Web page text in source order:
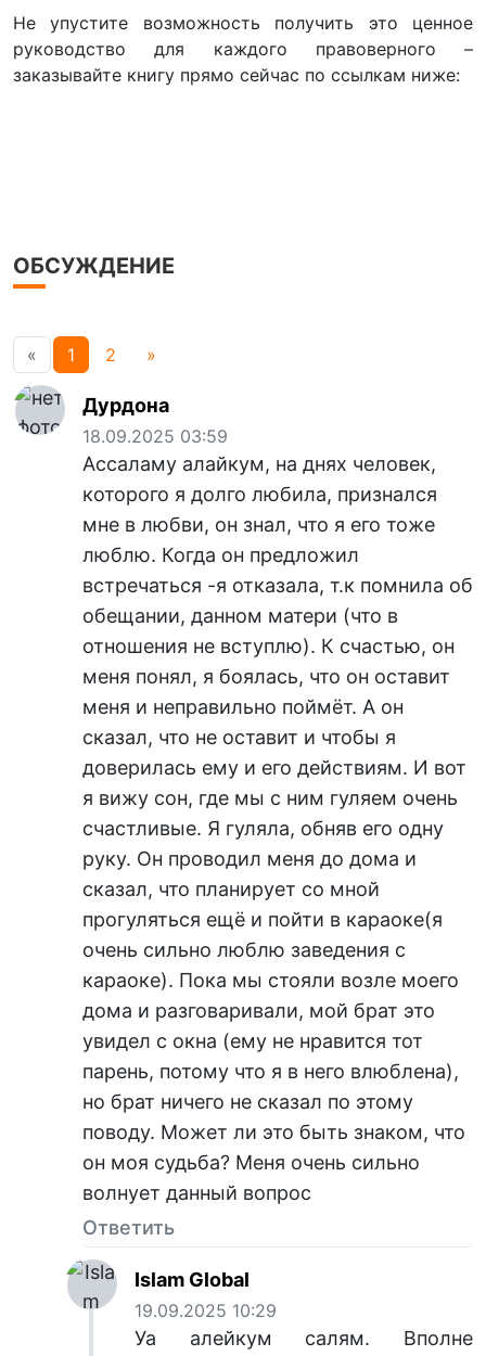
Не упустите возможность получить это ценное
руководство для каждого правоверного –
заказывайте книгу прямо сейчас по ссылкам ниже:
ОБСУЖДЕНИЕ
« 1 2 »
Дурдона
18.09.2025 03:59
Ассаламу алайкум, на днях человек,
которого я долго любила, признался
мне в любви, он знал, что я его тоже
люблю. Когда он предложил
встречаться -я отказала, т.к помнила об
обещании, данном матери (что в
отношения не вступлю). К счастью, он
меня понял, я боялась, что он оставит
меня и неправильно поймёт. А он
сказал, что не оставит и чтобы я
доверилась ему и его действиям. И вот
я вижу сон, где мы с ним гуляем очень
счастливые. Я гуляла, обняв его одну
руку. Он проводил меня до дома и
сказал, что планирует со мной
прогуляться ещё и пойти в караоке(я
очень сильно люблю заведения с
караоке). Пока мы стояли возле моего
дома и разговаривали, мой брат это
увидел с окна (ему не нравится тот
парень, потому что я в него влюблена),
но брат ничего не сказал по этому
поводу. Может ли это быть знаком, что
он моя судьба? Меня очень сильно
волнует данный вопрос
Ответить
Islam Global
19.09.2025 10:29
Уа алейкум салям. Вполне